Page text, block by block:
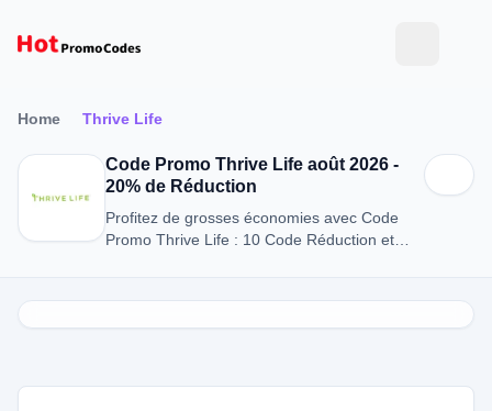
Home Thrive Life
Code Promo Thrive Life août 2026 -
20% de Réduction
Profitez de grosses économies avec Code
Promo Thrive Life : 10 Code Réduction et